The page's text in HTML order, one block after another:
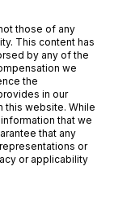
those of any
This content has
by any of the
we
the
in our
this website. While
that we
that any
or
or applicability